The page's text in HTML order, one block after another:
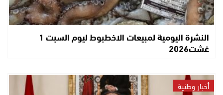
النشرة اليومية لمبيعات الاخطبوط ليوم السبت 1
غشت2026
أخبار وطنية